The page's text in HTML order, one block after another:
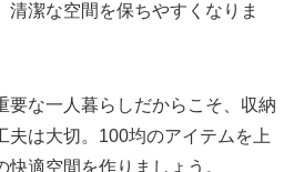
清潔な空間を保ちやすくなりま
要な一人暮らしだからこそ、収納
夫は大切。100均のアイテムを上
適空間を作りましょう。